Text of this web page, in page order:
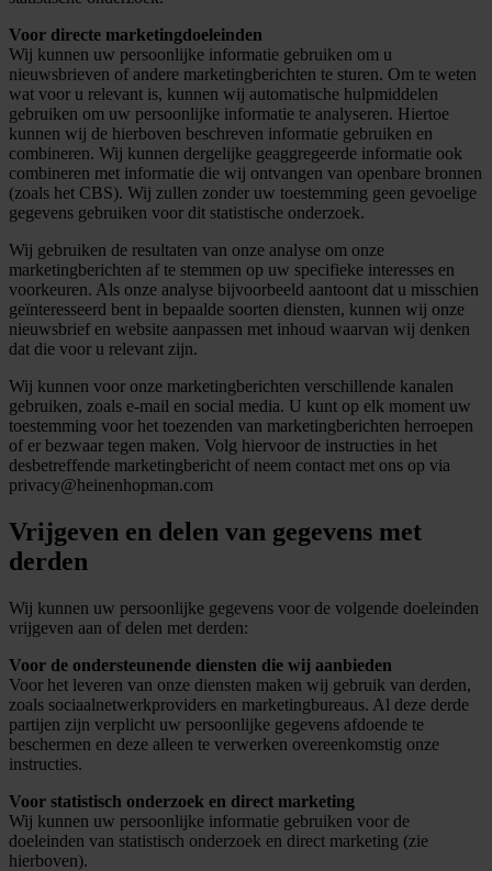
Voor directe marketingdoeleinden
Wij kunnen uw persoonlijke informatie gebruiken om u
nieuwsbrieven of andere marketingberichten te sturen. Om te weten
wat voor u relevant is, kunnen wij automatische hulpmiddelen
gebruiken om uw persoonlijke informatie te analyseren. Hiertoe
kunnen wij de hierboven beschreven informatie gebruiken en
combineren. Wij kunnen dergelijke geaggregeerde informatie ook
combineren met informatie die wij ontvangen van openbare bronnen
(zoals het CBS). Wij zullen zonder uw toestemming geen gevoelige
gegevens gebruiken voor dit statistische onderzoek.
Wij gebruiken de resultaten van onze analyse om onze
marketingberichten af te stemmen op uw specifieke interesses en
voorkeuren. Als onze analyse bijvoorbeeld aantoont dat u misschien
geïnteresseerd bent in bepaalde soorten diensten, kunnen wij onze
nieuwsbrief en website aanpassen met inhoud waarvan wij denken
dat die voor u relevant zijn.
Wij kunnen voor onze marketingberichten verschillende kanalen
gebruiken, zoals e-mail en social media. U kunt op elk moment uw
toestemming voor het toezenden van marketingberichten herroepen
of er bezwaar tegen maken. Volg hiervoor de instructies in het
desbetreffende marketingbericht of neem contact met ons op via
privacy@heinenhopman.com
Vrijgeven en delen van gegevens met
derden
Wij kunnen uw persoonlijke gegevens voor de volgende doeleinden
vrijgeven aan of delen met derden:
Voor de ondersteunende diensten die wij aanbieden
Voor het leveren van onze diensten maken wij gebruik van derden,
zoals sociaalnetwerkproviders en marketingbureaus. Al deze derde
partijen zijn verplicht uw persoonlijke gegevens afdoende te
beschermen en deze alleen te verwerken overeenkomstig onze
instructies.
Voor statistisch onderzoek en direct marketing
Wij kunnen uw persoonlijke informatie gebruiken voor de
doeleinden van statistisch onderzoek en direct marketing (zie
hierboven).